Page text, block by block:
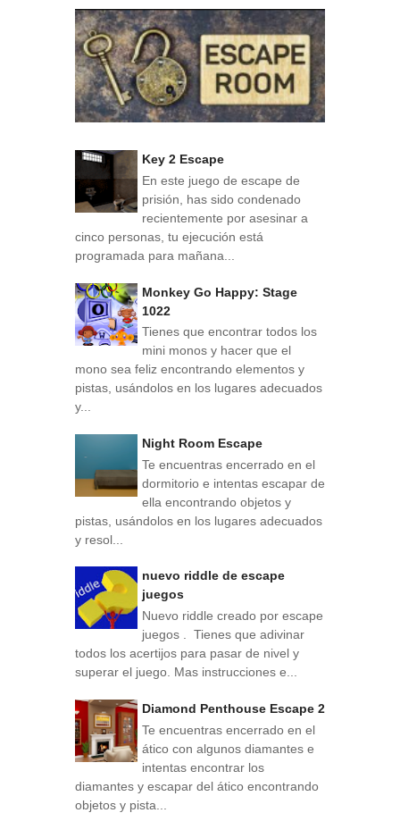
Key 2 Escape
En este juego de escape de
prisión, has sido condenado
recientemente por asesinar a
cinco personas, tu ejecución está
programada para mañana...
Monkey Go Happy: Stage
1022
Tienes que encontrar todos los
mini monos y hacer que el
mono sea feliz encontrando elementos y
pistas, usándolos en los lugares adecuados
y...
Night Room Escape
Te encuentras encerrado en el
dormitorio e intentas escapar de
ella encontrando objetos y
pistas, usándolos en los lugares adecuados
y resol...
nuevo riddle de escape
juegos
Nuevo riddle creado por escape
juegos . Tienes que adivinar
todos los acertijos para pasar de nivel y
superar el juego. Mas instrucciones e...
Diamond Penthouse Escape 2
Te encuentras encerrado en el
ático con algunos diamantes e
intentas encontrar los
diamantes y escapar del ático encontrando
objetos y pista...